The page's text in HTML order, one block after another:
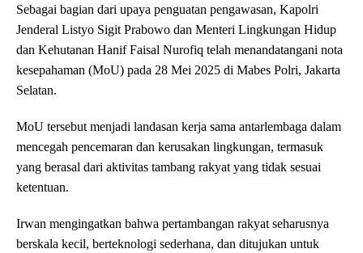
Sebagai bagian dari upaya penguatan pengawasan, Kapolri
Jenderal Listyo Sigit Prabowo dan Menteri Lingkungan Hidup
dan Kehutanan Hanif Faisal Nurofiq telah menandatangani nota
kesepahaman (MoU) pada 28 Mei 2025 di Mabes Polri, Jakarta
Selatan.
MoU tersebut menjadi landasan kerja sama antarlembaga dalam
mencegah pencemaran dan kerusakan lingkungan, termasuk
yang berasal dari aktivitas tambang rakyat yang tidak sesuai
ketentuan.
Irwan mengingatkan bahwa pertambangan rakyat seharusnya
berskala kecil, berteknologi sederhana, dan ditujukan untuk